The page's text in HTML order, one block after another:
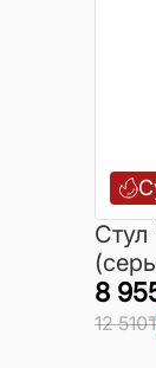
8
12 510